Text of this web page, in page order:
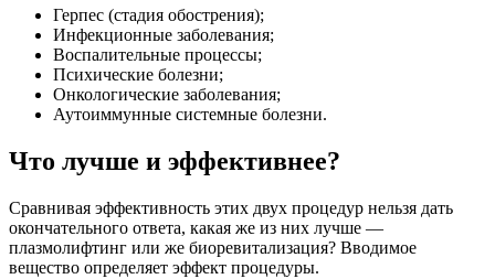
Герпес (стадия обострения);
Инфекционные заболевания;
Воспалительные процессы;
Психические болезни;
Онкологические заболевания;
Аутоиммунные системные болезни.
Что лучше и эффективнее?
Сравнивая эффективность этих двух процедур нельзя дать
окончательного ответа, какая же из них лучше —
плазмолифтинг или же биоревитализация? Вводимое
вещество определяет эффект процедуры.